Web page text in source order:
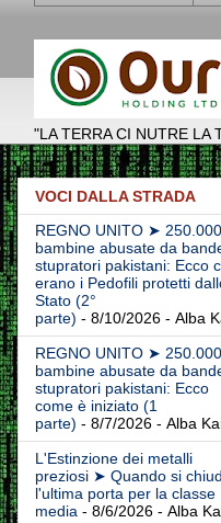
"LA TERRA CI NUTRE LA
VOCI DALLA STRADA
REGNO UNITO ➤ 250.000
bambine abusate da
stupratori pakistani: Ecco
erano i Pedofili protetti
Stato (2°
parte) - 8/10/2026 - Alba
REGNO UNITO ➤ 250.000
bambine abusate da
stupratori pakistani: Ecco
come è iniziato (1
parte) - 8/7/2026 - Alba
L'Estinzione dei metalli
preziosi ➤ Quando si
l'ultima porta per la classe
media - 8/6/2026 - Alba